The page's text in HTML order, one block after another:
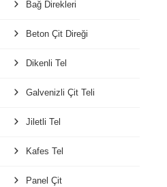
Bağ Direkleri
Beton Çit Direği
Dikenli Tel
Galvenizli Çit Teli
Jiletli Tel
Kafes Tel
Panel Çit